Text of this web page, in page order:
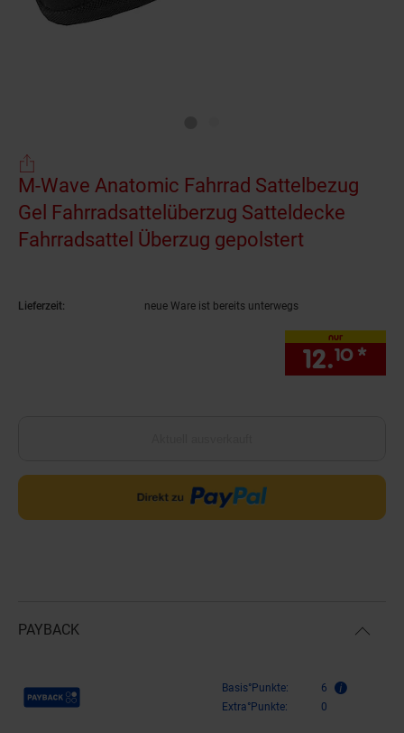
M-Wave Anatomic Fahrrad Sattelbezug
Gel Fahrradsattelüberzug Satteldecke
Fahrradsattel Überzug gepolstert
Lieferzeit: neue Ware ist bereits unterwegs
nur
12.10 *
PAYBACK
Payback Punkte Basis°Punkte:
6
Extra°Punkte:
0